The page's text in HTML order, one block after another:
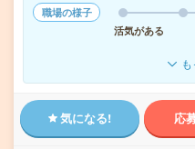
職場の様子
活気がある
気になる! 応